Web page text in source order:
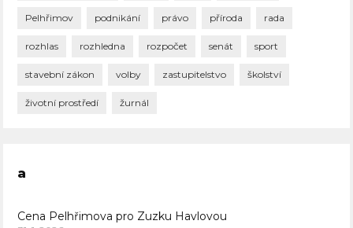
Pelhřimov podnikání právo příroda rada
rozhlas rozhledna rozpočet senát sport
stavební zákon volby zastupitelstvo školství
životní prostředí žurnál
a
Cena Pelhřimova pro Zuzku Havlovou